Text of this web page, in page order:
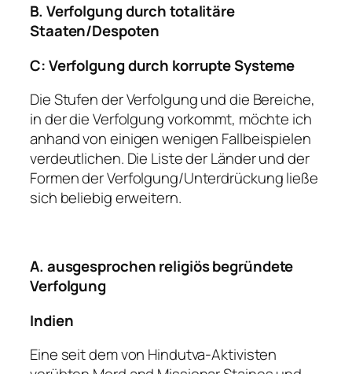
B. Verfolgung durch totalitäre
Staaten/Despoten
C: Verfolgung durch korrupte Systeme
Die Stufen der Verfolgung und die Bereiche,
in der die Verfolgung vorkommt, möchte ich
anhand von einigen wenigen Fallbeispielen
verdeutlichen. Die Liste der Länder und der
Formen der Verfolgung/Unterdrückung ließe
sich beliebig erweitern.
A. ausgesprochen religiös begründete
Verfolgung
Indien
Eine seit dem von Hindutva-Aktivisten